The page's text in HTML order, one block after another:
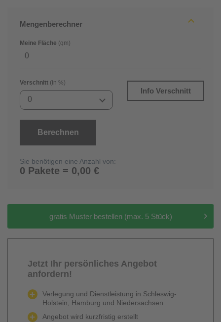
Mengenberechner
Meine Fläche (qm)
Verschnitt (in %)
0
Info Verschnitt
Berechnen
Sie benötigen eine Anzahl von:
0 Pakete = 0,00 €
gratis Muster bestellen (max. 5 Stück)
Jetzt Ihr persönliches Angebot
anfordern!
Verlegung und Dienstleistung in Schleswig-
Holstein, Hamburg und Niedersachsen
Angebot wird kurzfristig erstellt